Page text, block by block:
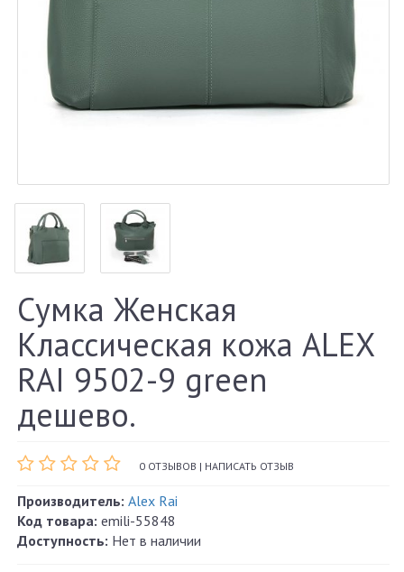
Сумка Женская
Классическая кожа ALEX
RAI 9502-9 green
дешево.
0 ОТЗЫВОВ | НАПИСАТЬ ОТЗЫВ
Производитель: Alex Rai
Код товара: emili-55848
Доступность: Нет в наличии